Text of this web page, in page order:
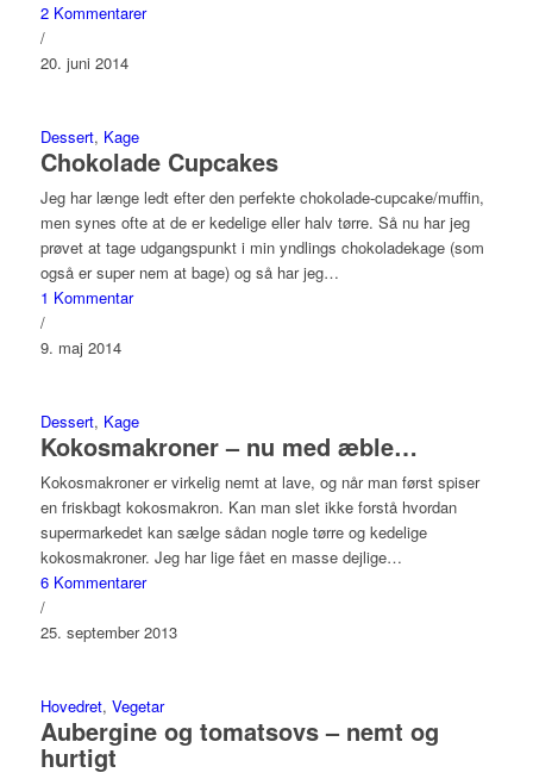
2 Kommentarer
/
20. juni 2014
Dessert, Kage
Chokolade Cupcakes
Jeg har længe ledt efter den perfekte chokolade-cupcake/muffin,
men synes ofte at de er kedelige eller halv tørre. Så nu har jeg
prøvet at tage udgangspunkt i min yndlings chokoladekage (som
også er super nem at bage) og så har jeg…
1 Kommentar
/
9. maj 2014
Dessert, Kage
Kokosmakroner – nu med æble…
Kokosmakroner er virkelig nemt at lave, og når man først spiser
en friskbagt kokosmakron. Kan man slet ikke forstå hvordan
supermarkedet kan sælge sådan nogle tørre og kedelige
kokosmakroner. Jeg har lige fået en masse dejlige…
6 Kommentarer
/
25. september 2013
Hovedret, Vegetar
Aubergine og tomatsovs – nemt og
hurtigt